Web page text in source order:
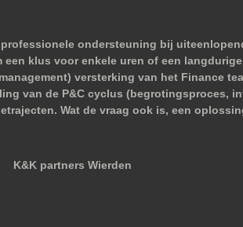
ondersteuning bij
klus voor enkele uren of een
versterking van het Finance
van de P&C cyclus (begrotingsproces,
Wat de vraag ook is, een
K&K partners Wierden